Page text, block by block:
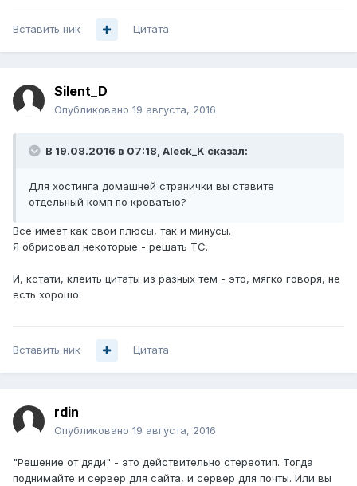
Вставить ник Цитата
Silent_D
Опубликовано 19 августа, 2016
В 19.08.2016 в 07:18, Aleck_K сказал:
Для хостинга домашней странички вы ставите
отдельный комп по кроватью?
Все имеет как свои плюсы, так и минусы.
Я обрисовал некоторые - решать ТС.
И, кстати, клеить цитаты из разных тем - это, мягко говоря, не
есть хорошо.
Вставить ник Цитата
rdin
Опубликовано 19 августа, 2016
"Решение от дяди" - это действительно стереотип. Тогда
поднимайте и сервер для сайта, и сервер для почты. Или вы